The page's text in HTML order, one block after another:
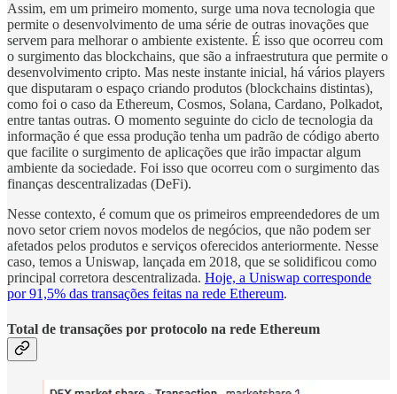
Assim, em um primeiro momento, surge uma nova tecnologia que
permite o desenvolvimento de uma série de outras inovações que
servem para melhorar o ambiente existente. É isso que ocorreu com
o surgimento das blockchains, que são a infraestrutura que permite o
desenvolvimento cripto. Mas neste instante inicial, há vários players
que disputaram o espaço criando produtos (blockchains distintas),
como foi o caso da Ethereum, Cosmos, Solana, Cardano, Polkadot,
entre tantas outras. O momento seguinte do ciclo de tecnologia da
informação é que essa produção tenha um padrão de código aberto
que facilite o surgimento de aplicações que irão impactar algum
ambiente da sociedade. Foi isso que ocorreu com o surgimento das
finanças descentralizadas (DeFi).
Nesse contexto, é comum que os primeiros empreendedores de um
novo setor criem novos modelos de negócios, que não podem ser
afetados pelos produtos e serviços oferecidos anteriormente. Nesse
caso, temos a Uniswap, lançada em 2018, que se solidificou como
principal corretora descentralizada. Hoje, a Uniswap corresponde
por 91,5% das transações feitas na rede Ethereum.
Total de transações por protocolo na rede Ethereum